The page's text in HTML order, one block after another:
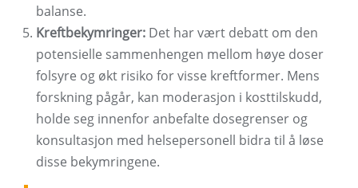
balanse.
Kreftbekymringer: Det har vært debatt om den
potensielle sammenhengen mellom høye doser
folsyre og økt risiko for visse kreftformer. Mens
forskning pågår, kan moderasjon i kosttilskudd,
holde seg innenfor anbefalte dosegrenser og
konsultasjon med helsepersonell bidra til å løse
disse bekymringene.